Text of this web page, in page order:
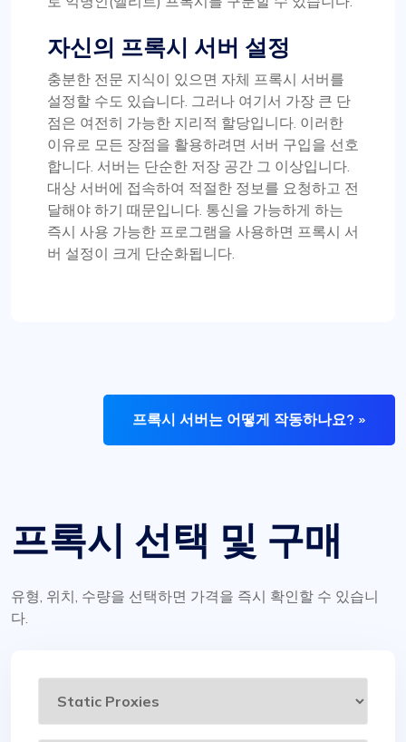
자신의 프록시 서버 설정
충분한 전문 지식이 있으면 자체 프록시 서버를
설정할 수도 있습니다. 그러나 여기서 가장 큰 단
점은 여전히 가능한 지리적 할당입니다. 이러한
이유로 모든 장점을 활용하려면 서버 구입을 선호
합니다. 서버는 단순한 저장 공간 그 이상입니다.
대상 서버에 접속하여 적절한 정보를 요청하고 전
달해야 하기 때문입니다. 통신을 가능하게 하는
즉시 사용 가능한 프로그램을 사용하면 프록시 서
버 설정이 크게 단순화됩니다.
프록시 서버는 어떻게 작동하나요? »
프록시 선택 및 구매
유형, 위치, 수량을 선택하면 가격을 즉시 확인할 수 있습니
다.